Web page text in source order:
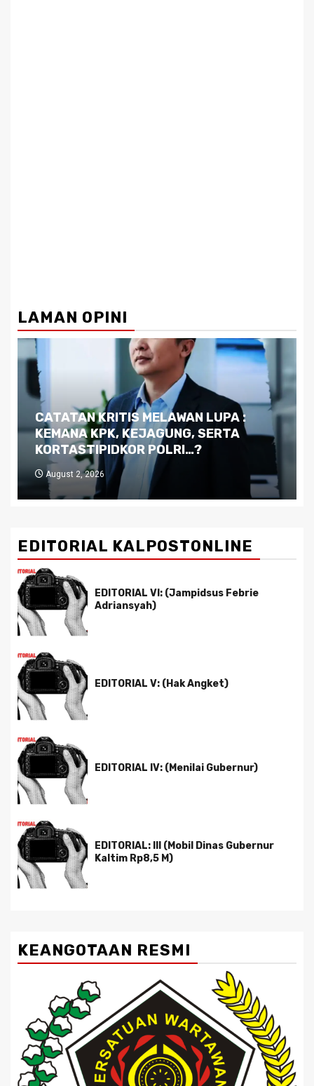
LAMAN OPINI
Dilema Kaltim di Tengah Krisis:
Kutukan Sumber Daya Alam dan
Pemimpin yang Tak Kreatif
July 29, 2026
EDITORIAL KALPOSTONLINE
EDITORIAL VI: (Jampidsus Febrie
Adriansyah)
EDITORIAL V: (Hak Angket)
EDITORIAL IV: (Menilai Gubernur)
EDITORIAL: III (Mobil Dinas Gubernur
Kaltim Rp8,5 M)
KEANGOTAAN RESMI